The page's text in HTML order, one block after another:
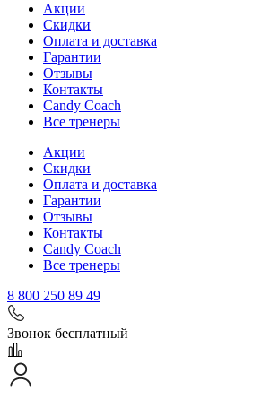
Акции
Скидки
Оплата и доставка
Гарантии
Отзывы
Контакты
Candy Coach
Все тренеры
Акции
Скидки
Оплата и доставка
Гарантии
Отзывы
Контакты
Candy Coach
Все тренеры
8 800 250 89 49
Звонок бесплатный